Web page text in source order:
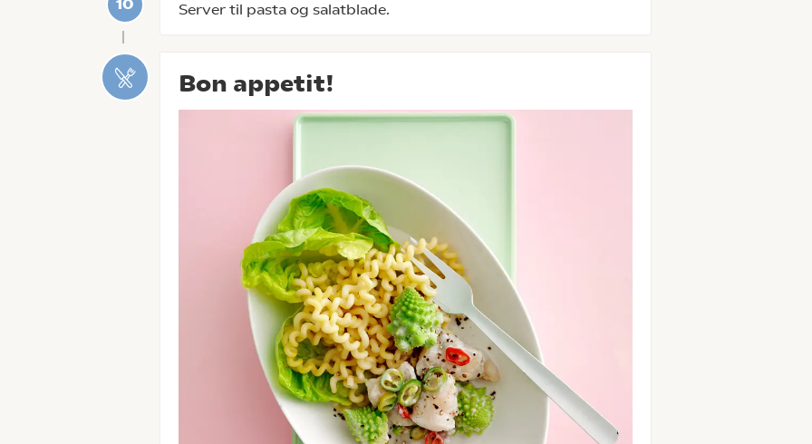
Server til pasta og salatblade.
Bon appetit!